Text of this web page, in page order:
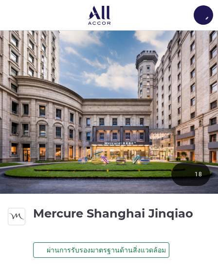
Mercure Shanghai Jinqiao
ผ่านการรับรองมาตรฐานด้านสิ่งแวดล้อม
18